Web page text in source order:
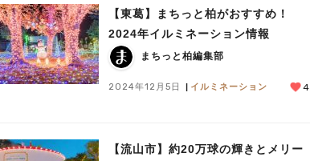
【東葛】まちっと柏がおすすめ！
2024年イルミネーション情報
まちっと柏編集部
2024年12月5日 イルミネーション 4
【流山市】約20万球の輝きとメリー